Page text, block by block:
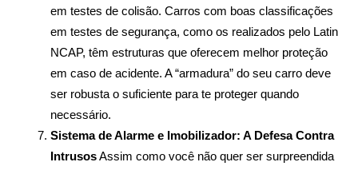
em testes de colisão. Carros com boas classificações
em testes de segurança, como os realizados pelo Latin
NCAP, têm estruturas que oferecem melhor proteção
em caso de acidente. A “armadura” do seu carro deve
ser robusta o suficiente para te proteger quando
necessário.
Sistema de Alarme e Imobilizador: A Defesa Contra
Intrusos Assim como você não quer ser surpreendida